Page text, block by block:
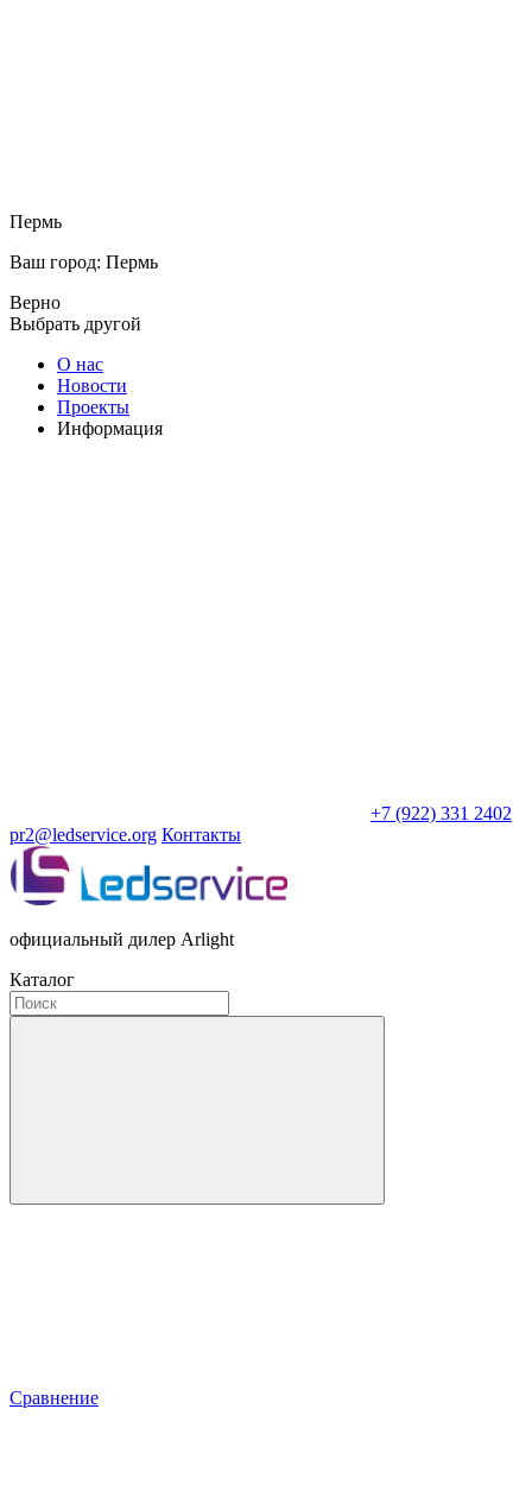
Пермь
Ваш город: Пермь
Верно
Выбрать другой
О нас
Новости
Проекты
Информация
+7 (922) 331 2402
pr2@ledservice.org Контакты
официальный дилер Arlight
Каталог
Сравнение